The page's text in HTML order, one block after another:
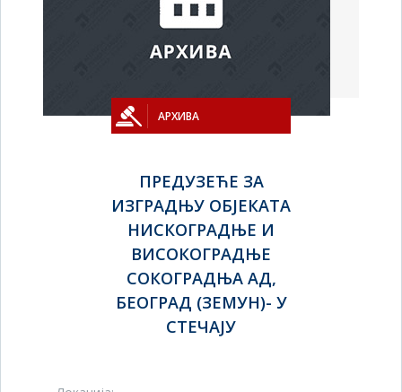
АРХИВА
ПРЕДУЗЕЋЕ ЗА
ИЗГРАДЊУ ОБЈЕКАТА
НИСКОГРАДЊЕ И
ВИСОКОГРАДЊЕ
СОКОГРАДЊА АД,
БЕОГРАД (ЗЕМУН)- У
СТЕЧАЈУ